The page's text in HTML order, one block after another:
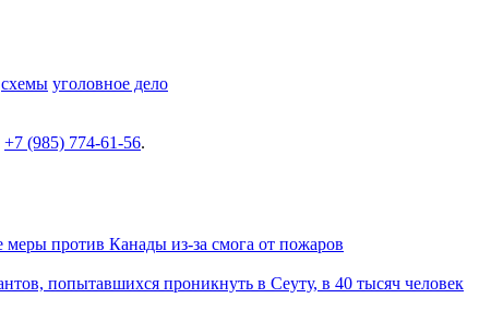
схемы уголовное дело
+7 (985) 774-61-56.